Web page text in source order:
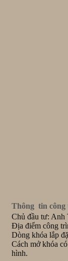
Thông tin công
Chủ đầu tư: Anh
Địa điểm công
Dòng khóa lắp
Cách mở khóa
hình.